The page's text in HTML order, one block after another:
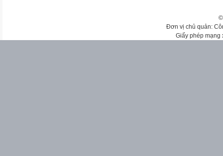
Đơn vị chủ quản:
Giấy phép mạng